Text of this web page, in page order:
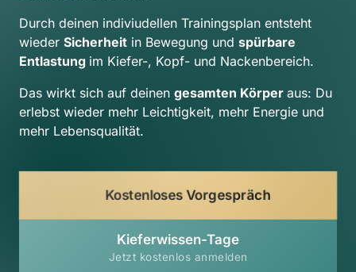
Durch deinen indiviudellen Trainingsplan entsteht
wieder Sicherheit in Bewegung und spürbare
Entlastung im Kiefer-, Kopf- und Nackenbereich.
Das wirkt sich auf deinen gesamten Körper aus: Du
erlebst wieder mehr Leichtigkeit, mehr Energie und
mehr Lebensqualität.
Kostenloses Vorgespräch
Kieferwissen-Tage
Jetzt kostenlos anmelden